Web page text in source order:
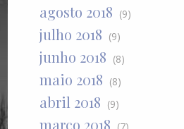
agosto 2018 (9)
julho 2018 (9)
junho 2018 (8)
maio 2018 (8)
abril 2018 (9)
março 2018